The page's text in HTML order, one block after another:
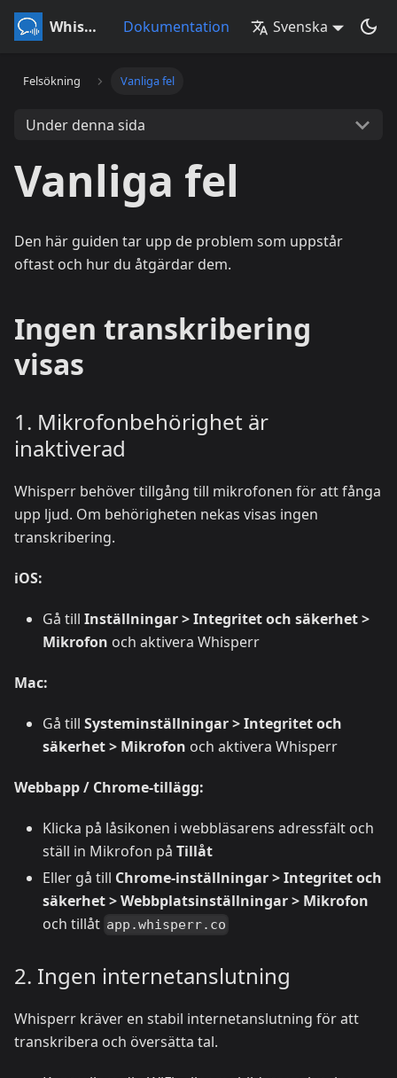
Whisperr Dokumentation Svenska
Felsökning Vanliga fel
Under denna sida
Vanliga fel
Den här guiden tar upp de problem som uppstår
oftast och hur du åtgärdar dem.
Ingen transkribering
visas
1. Mikrofonbehörighet är
inaktiverad
Whisperr behöver tillgång till mikrofonen för att fånga
upp ljud. Om behörigheten nekas visas ingen
transkribering.
iOS:
Gå till Inställningar > Integritet och säkerhet >
Mikrofon och aktivera Whisperr
Mac:
Gå till Systeminställningar > Integritet och
säkerhet > Mikrofon och aktivera Whisperr
Webbapp / Chrome-tillägg:
Klicka på låsikonen i webbläsarens adressfält och
ställ in Mikrofon på Tillåt
Eller gå till Chrome-inställningar > Integritet och
säkerhet > Webbplatsinställningar > Mikrofon
och tillåt app.whisperr.co
2. Ingen internetanslutning
Whisperr kräver en stabil internetanslutning för att
transkribera och översätta tal.